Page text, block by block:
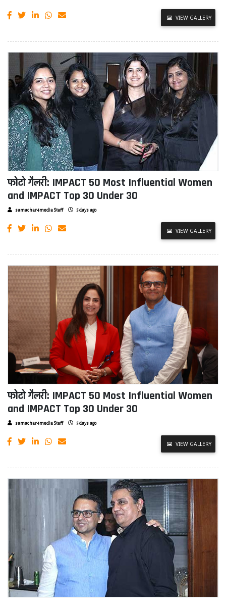
VIEW GALLERY
फोटो गैलरी: IMPACT 50 Most Influential Women
and IMPACT Top 30 Under 30
samachar4media Staff 5 days ago
VIEW GALLERY
फोटो गैलरी: IMPACT 50 Most Influential Women
and IMPACT Top 30 Under 30
samachar4media Staff 5 days ago
VIEW GALLERY